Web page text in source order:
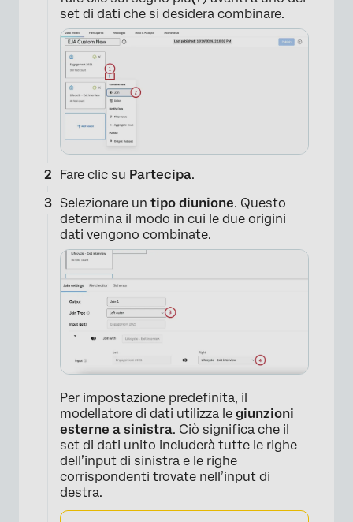
set di dati che si desidera combinare.
Fare clic su Partecipa.
Selezionare un tipo diunione. Questo
determina il modo in cui le due origini
dati vengono combinate.
Per impostazione predefinita, il
modellatore di dati utilizza le giunzioni
esterne a sinistra. Ciò significa che il
set di dati unito includerà tutte le righe
dell’input di sinistra e le righe
corrispondenti trovate nell’input di
destra.